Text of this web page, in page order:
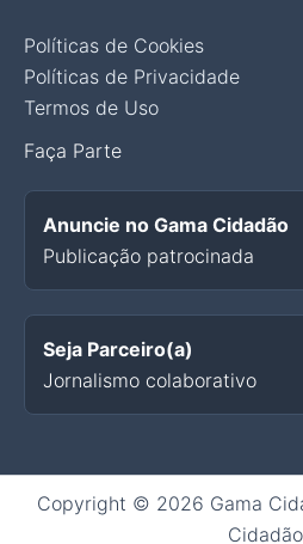
Políticas de Cookies
Políticas de Privacidade
Termos de Uso
Faça Parte
Anuncie no Gama Cidadão
Publicação patrocinada
Seja Parceiro(a)
Jornalismo colaborativo
Copyright © 2026 Gama